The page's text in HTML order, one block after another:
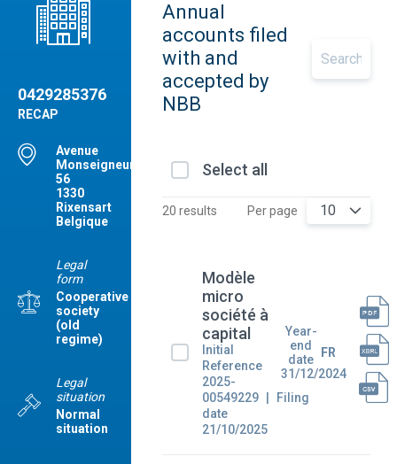
0429285376
RECAP
Avenue
Monseigneur,
56
1330
Rixensart
Belgique
Legal
form
Cooperative
society
(old
regime)
Legal
situation
Normal
situation
Annual
accounts filed
with and
accepted by
NBB
Select all
20 results Per page 10
Modèle
micro
société à
capital
Initial
Reference
2025-
00549229
Filing
date
21/10/2025
Year-
end
date
31/12/2024
FR